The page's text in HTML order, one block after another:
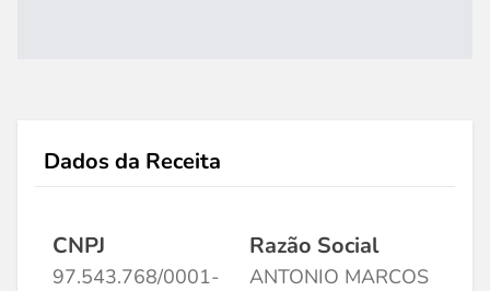
Dados da Receita
CNPJ
97.543.768/0001-
Razão Social
ANTONIO MARCOS